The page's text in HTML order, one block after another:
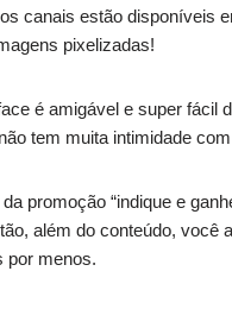
canais estão disponíveis
pixelizadas!
é amigável e super fácil
tem muita intimidade
promoção “indique e
além do conteúdo, você
por menos.